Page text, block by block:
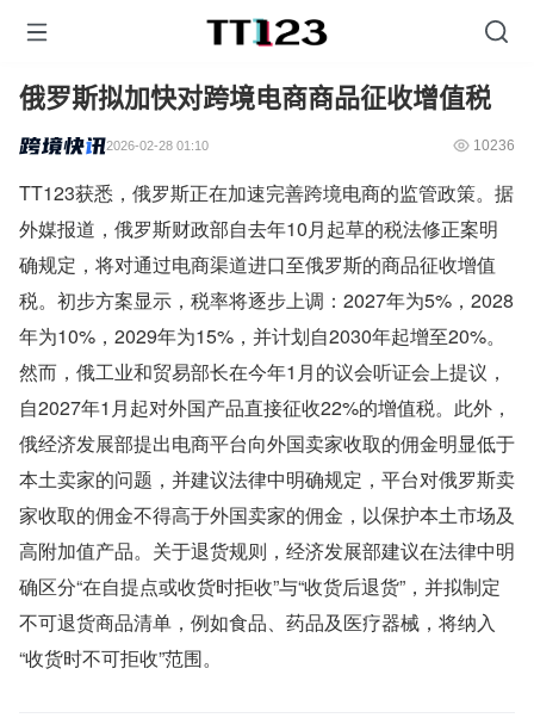
俄罗斯拟加快对跨境电商商品征收增值税
2026-02-28 01:10 10236
TT123获悉，俄罗斯正在加速完善跨境电商的监管政策。据
外媒报道，俄罗斯财政部自去年10月起草的税法修正案明
确规定，将对通过电商渠道进口至俄罗斯的商品征收增值
税。初步方案显示，税率将逐步上调：2027年为5%，2028
年为10%，2029年为15%，并计划自2030年起增至20%。
然而，俄工业和贸易部长在今年1月的议会听证会上提议，
自2027年1月起对外国产品直接征收22%的增值税。此外，
俄经济发展部提出电商平台向外国卖家收取的佣金明显低于
本土卖家的问题，并建议法律中明确规定，平台对俄罗斯卖
家收取的佣金不得高于外国卖家的佣金，以保护本土市场及
高附加值产品。关于退货规则，经济发展部建议在法律中明
确区分“在自提点或收货时拒收”与“收货后退货”，并拟制定
不可退货商品清单，例如食品、药品及医疗器械，将纳入
“收货时不可拒收”范围。